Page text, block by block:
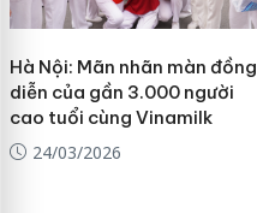
Hà Nội: Mãn nhãn màn đồng
diễn của gần 3.000 người
cao tuổi cùng Vinamilk
24/03/2026